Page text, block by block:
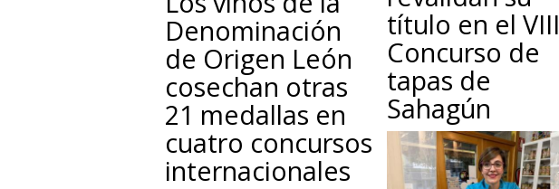
Denominación
de Origen León
cosechan otras
21 medallas en
cuatro concursos
internacionales
título en el VIII
Concurso de
tapas de
Sahagún